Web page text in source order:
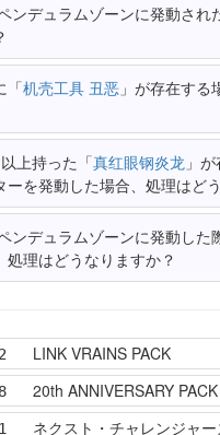
ンデュラムゾーンに発動され
「机壳工具 丑恶 」が存在する
上持った「真红眼钢炎龙 」
を発動した場合、処理はど
ンデュラムゾーンに発動した
処理はどうなりますか？
LINK VRAINS PACK
20th ANNIVERSARY
ネクスト・チャレンジャ